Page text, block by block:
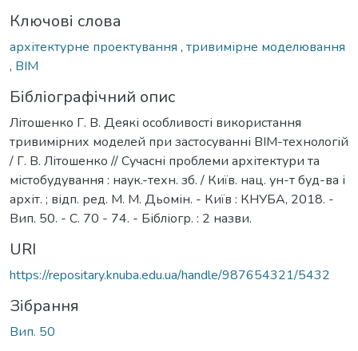
Ключові слова
архітектурне проектування , тривимірне моделювання
, BIM
Бібліографічний опис
Літошенко Г. В. Деякі особливості використання
тривимірних моделей при застосуванні ВІМ-технологій
/ Г. В. Літошенко // Сучасні проблеми архітектури та
містобудування : наук.-техн. зб. / Київ. нац. ун-т буд-ва і
архіт. ; відп. ред. М. М. Дьомін. - Київ : КНУБА, 2018. -
Вип. 50. - С. 70 - 74. - Бібліогр. : 2 назви.
URI
https://repositary.knuba.edu.ua/handle/987654321/5432
Зібрання
Вип. 50